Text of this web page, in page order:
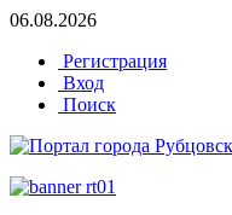
06.08.2026
Регистрация
Вход
Поиск